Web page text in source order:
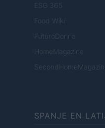
ESG 365
Food Wiki
FuturoDonna
HomeMagazine
SPANJE EN